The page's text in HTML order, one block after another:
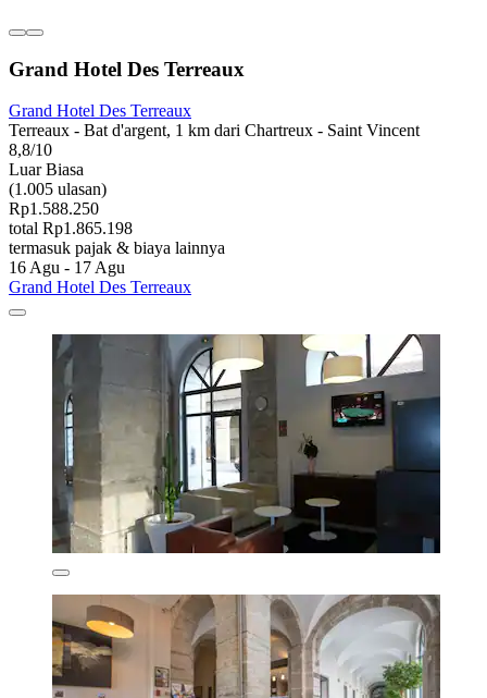
Grand Hotel Des Terreaux
Grand Hotel Des Terreaux
Terreaux - Bat d'argent, 1 km dari Chartreux - Saint Vincent
8,8/10
Luar Biasa
(1.005 ulasan)
Rp1.588.250
total Rp1.865.198
termasuk pajak & biaya lainnya
16 Agu - 17 Agu
Grand Hotel Des Terreaux